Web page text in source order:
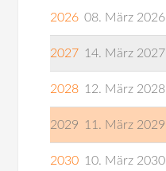
2026 08. März 2026
2027 14. März 2027
2028 12. März 2028
2029 11. März 2029
2030 10. März 2030